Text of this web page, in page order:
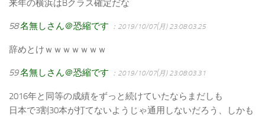
来年の横浜はBクラス確定だな
58名無しさん＠恐縮です ：2019/10/07(月) 23:08:03.25
辞めとけｗｗｗｗｗｗｗ
59名無しさん＠恐縮です ：2019/10/07(月) 23:08:03.31
2016年と同等の成績をずっと続けていたならまだしも
日本で3割30本が打てないようじゃ通用しないだろう、しかも